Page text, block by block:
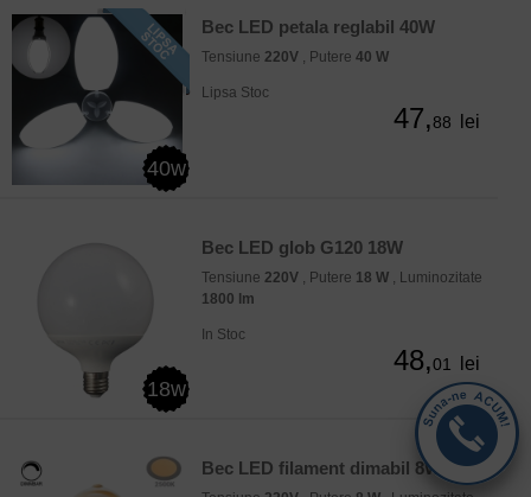
40w
Bec LED petala reglabil 40W
Tensiune 220V , Putere 40 W
Lipsa Stoc
47,88 lei
18w
Bec LED glob G120 18W
Tensiune 220V , Putere 18 W , Luminozitate
1800 lm
In Stoc
48,01 lei
Bec LED filament dimabil 8W